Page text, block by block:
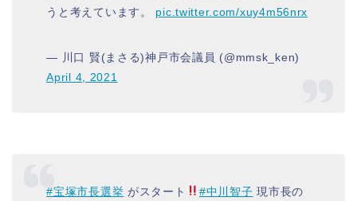
うと考えています。 pic.twitter.com/xuy4m56nrx
— 川口 賢(まさる)神戸市会議員 (@mmsk_ken)
April 4, 2021
#宝塚市長選挙 がスタート #中川智子 現市長の